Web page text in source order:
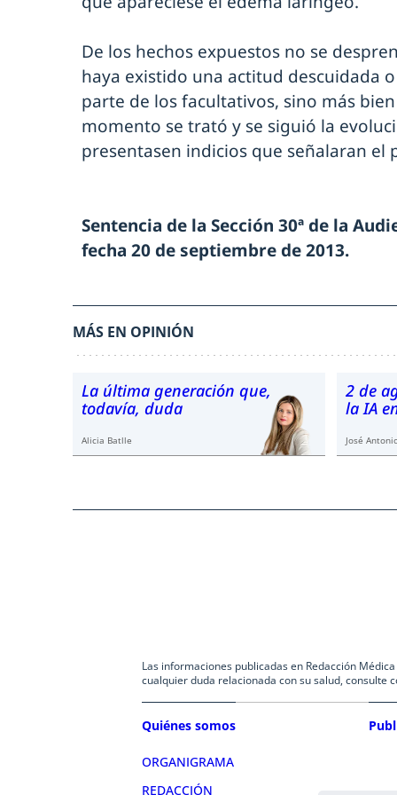
De los hechos expuestos no se
haya existido una actitud descuidada
parte de los facultativos, sino más
momento se trató y se siguió la
presentasen indicios que señalaran el
Sentencia de la Sección 30ª de la
fecha 20 de septiembre de 2013.
MÁS EN OPINIÓN
La última generación que,
todavía, duda
Alicia Batlle
2 de
la IA
José
Las informaciones publicadas en Redacción
cualquier duda relacionada con su salud, consulte
Quiénes somos
ORGANIGRAMA
REDACCIÓN